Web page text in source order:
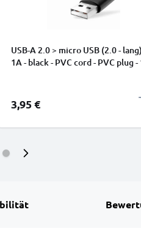
USB-A 2.0 > micro USB (2.0 -
1A - black - PVC cord - PVC plug -
3,95 €